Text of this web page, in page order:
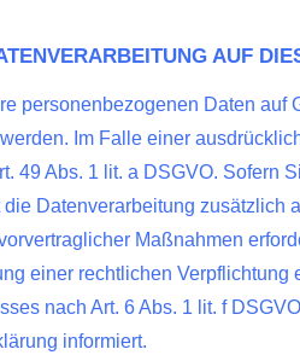
AUF
Daten auf
Im Falle einer
49 Abs. 1 lit. a DSGVO.
Datenverarbeitung
Maßnahmen
einer rechtlichen
nach Art. 6 Abs. 1 lit. f
informiert.